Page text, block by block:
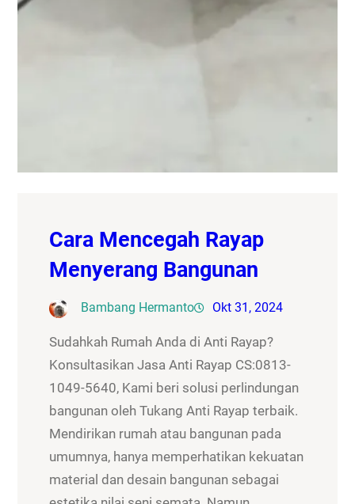
Cara Mencegah Rayap
Menyerang Bangunan
Bambang Hermanto Okt 31, 2024
Sudahkah Rumah Anda di Anti Rayap?
Konsultasikan Jasa Anti Rayap CS:0813-
1049-5640, Kami beri solusi perlindungan
bangunan oleh Tukang Anti Rayap terbaik.
Mendirikan rumah atau bangunan pada
umumnya, hanya memperhatikan kekuatan
material dan desain bangunan sebagai